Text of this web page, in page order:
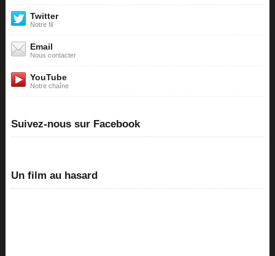
Twitter
Notre fil
Email
Nous contacter
YouTube
Notre chaîne
Suivez-nous sur Facebook
Un film au hasard